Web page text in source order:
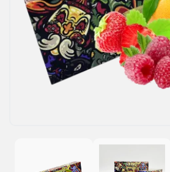
Рідини для електронних сигарет
Подарункові набори
Уцінка